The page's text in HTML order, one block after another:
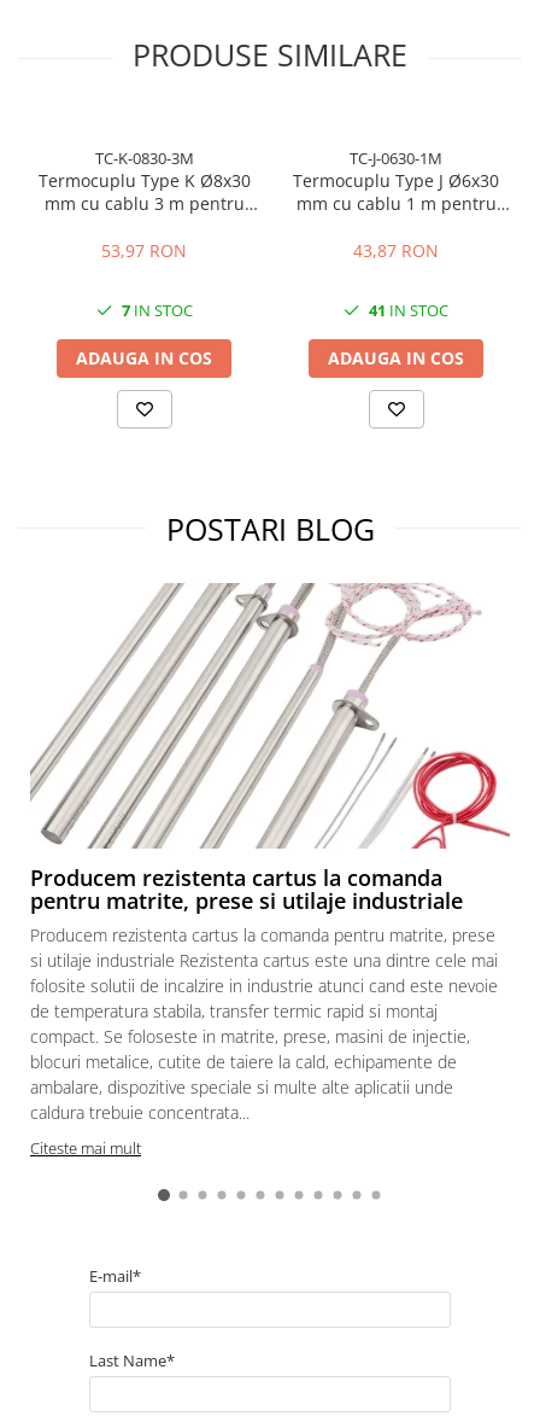
PRODUSE SIMILARE
TC-K-0830-3M
Termocuplu Type K Ø8x30
mm cu cablu 3 m pentru
53,97 RON
7IN STOC
ADAUGA IN COS
TC-J-0630-1M
Termocuplu Type J Ø6x30
mm cu cablu 1 m pentru
43,87 RON
41 IN STOC
ADAUGA IN COS
POSTARI BLOG
Producem rezistenta cartus la comanda
pentru matrite, prese si utilaje industriale
Producem rezistenta cartus la comanda pentru matrite, prese
si utilaje industriale Rezistenta cartus este una dintre cele mai
folosite solutii de incalzire in industrie atunci cand este nevoie
de temperatura stabila, transfer termic rapid si montaj
compact. Se foloseste in matrite, prese, masini de injectie,
blocuri metalice, cutite de taiere la cald, echipamente de
ambalare, dispozitive speciale si multe alte aplicatii unde
caldura trebuie concentrata...
Citeste mai mult
E-mail*
Last Name*